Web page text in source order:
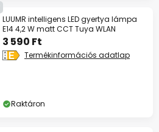
LUUMR intelligens LED gyertya lámpa
E14 4,2 W matt CCT Tuya WLAN
3 590 Ft
Termékinformációs adatlap
Raktáron